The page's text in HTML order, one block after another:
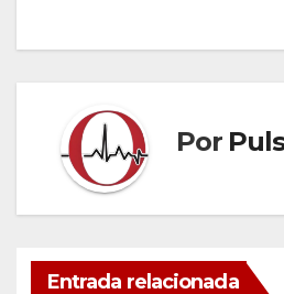
Por
Entrada relacionada